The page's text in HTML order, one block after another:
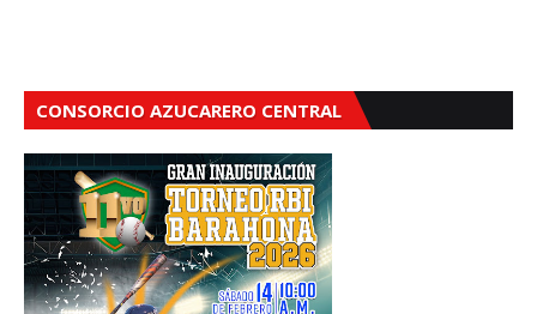
CONSORCIO AZUCARERO CENTRAL